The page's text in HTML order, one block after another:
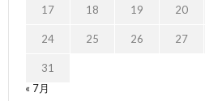
17 18 19 20
24 25 26 27
31
« 7月